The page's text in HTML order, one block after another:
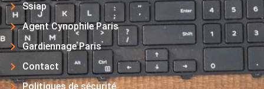
Ssiap
Agent Cynophile Paris
Gardiennage Paris
Contact
Politiques de sécurité